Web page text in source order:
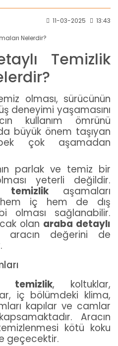
11-03-2025 13:43
Temizlik
olması, sürücünün
deneyimi yaşamasını
kullanım ömrünü
büyük önem taşıyan
çok aşamadan
parlak ve temiz bir
yeterli değildir.
temizlik aşamaları
hem iç hem de dış
olması sağlanabilir.
olan araba detaylı
aracın değerini de
temizlik, koltuklar,
iç bölümdeki klima,
kapılar ve camlar
Aracın
kötü koku
geçecektir.